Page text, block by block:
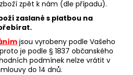
zpět k nám (dle případu).
zaslané s platbou na
jsou vyrobeny podle Vašeho
je podle § 1837 občanského
podmínek nelze vrátit v
do 14 dnů.